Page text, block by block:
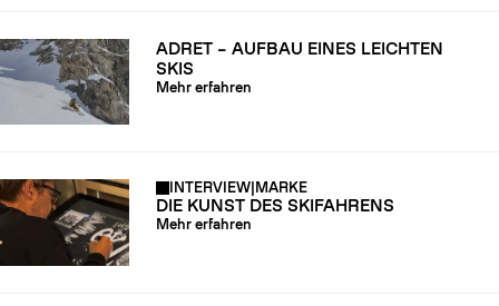
ADRET – AUFBAU EINES LEICHTEN
SKIS
Mehr erfahren
INTERVIEW MARKE
DIE KUNST DES SKIFAHRENS
Mehr erfahren